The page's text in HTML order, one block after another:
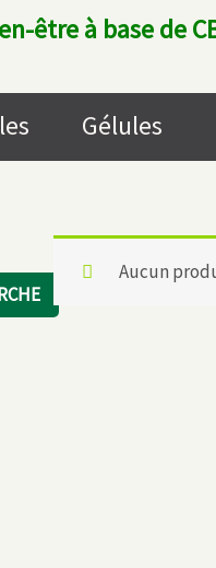
être à base de
Gélules
Aucun